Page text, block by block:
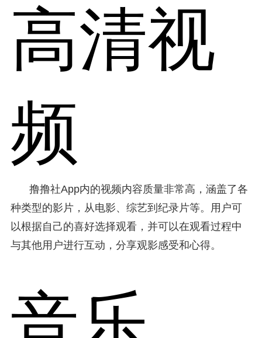
高清视
频
撸撸社App内的视频内容质量非常高，涵盖了各
种类型的影片，从电影、综艺到纪录片等。用户可
以根据自己的喜好选择观看，并可以在观看过程中
与其他用户进行互动，分享观影感受和心得。